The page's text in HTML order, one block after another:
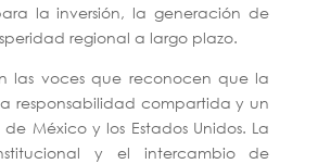
la inversión, la generación de
regional a largo plazo.
las voces que reconocen que la
responsabilidad compartida y un
México y los Estados Unidos. La
y el intercambio de